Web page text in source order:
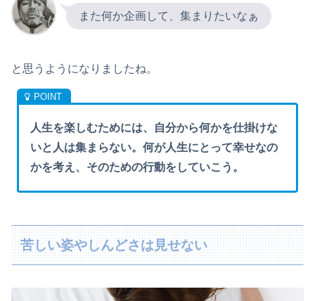
また何か企画して、集まりたいなぁ
と思うようになりましたね。
人生を楽しむためには、自分から何かを仕掛けな
いと人は集まらない。何が人生にとって幸せなの
かを考え、そのための行動をしていこう。
苦しい姿やしんどさは見せない